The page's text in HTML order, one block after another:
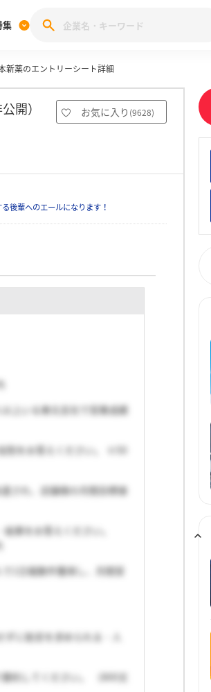
キャンペーン
ンド調査
みんなの新卒就職人
集
28卒 IT・DX現場社
新薬のエントリーシート詳細
開）
お気に入り (9628)
後輩へのエールになります！
上いる東北支社で営業成績
割をお答えください。 ※50
され、店舗様の月間目標値
果をお答えください。
1日複数件獲得し、月間営
に助言を求められる・人
約してください。 （800文